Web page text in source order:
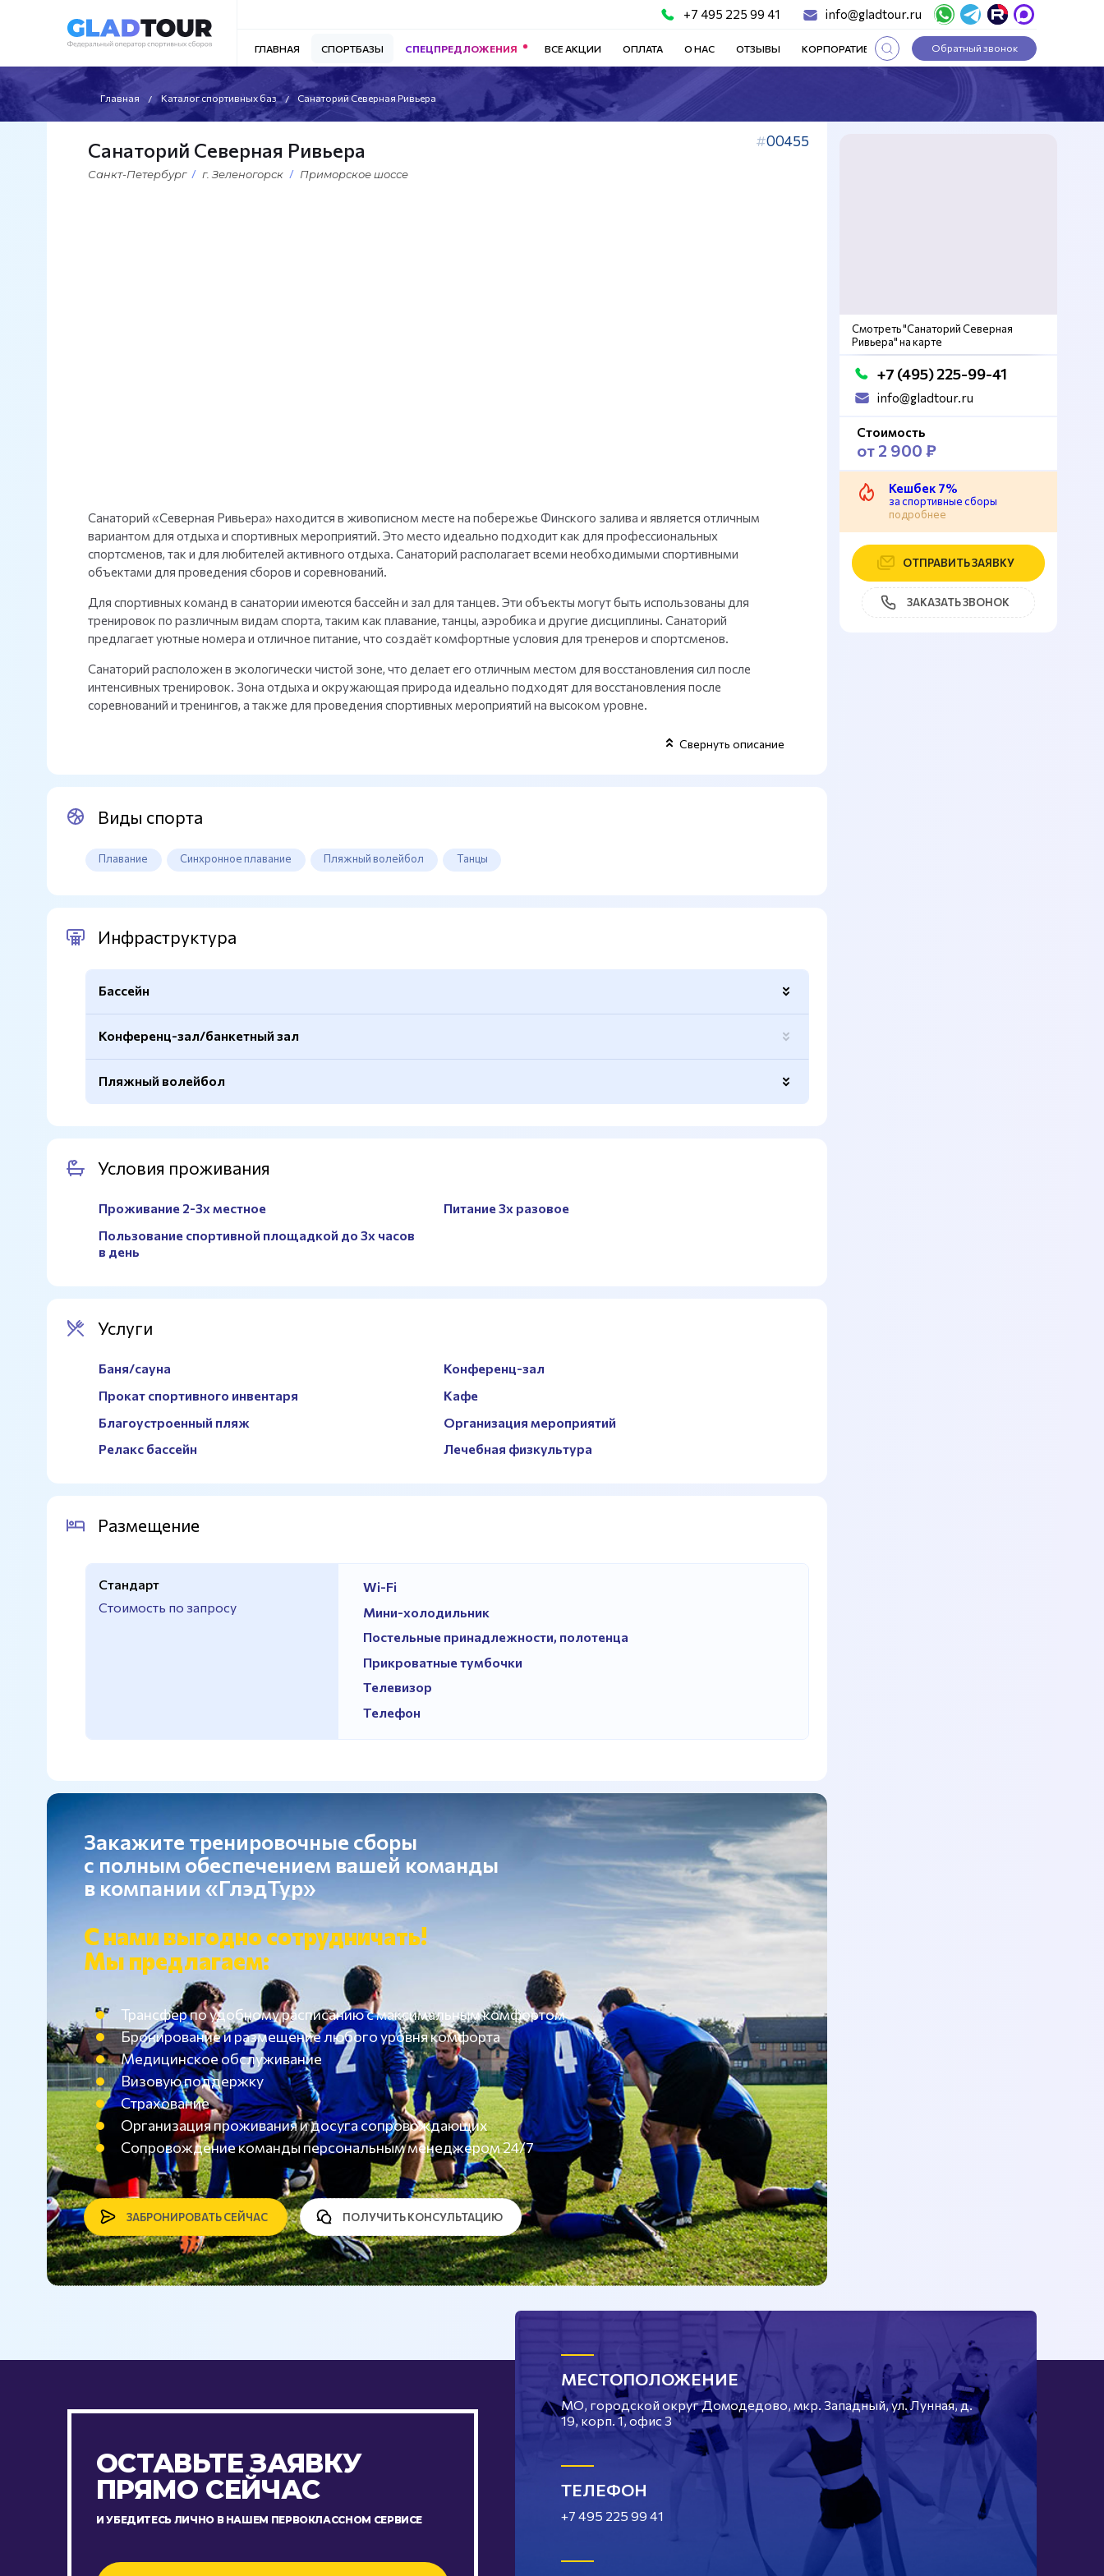
+7 495 225 99 41 info@gladtour.ru
ГЛАВНАЯ СПОРТБАЗЫ СПЕЦПРЕДЛОЖЕНИЯ ВСЕ АКЦИИ ОПЛАТА О НАС ОТЗЫВЫ КОРПОРАТИВНЫЕ ТУРЫ СТАТЬИ
Обратный звонок
Главная Каталог спортивных баз Санаторий Северная Ривьера
00455
Санаторий Северная Ривьера
Санкт-Петербург г. Зеленогорск Приморское шоссе
Санаторий «Северная Ривьера» находится в живописном месте на побережье Финского залива и является отличным
вариантом для отдыха и спортивных мероприятий. Это место идеально подходит как для профессиональных
спортсменов, так и для любителей активного отдыха. Санаторий располагает всеми необходимыми спортивными
объектами для проведения сборов и соревнований.
Для спортивных команд в санатории имеются бассейн и зал для танцев. Эти объекты могут быть использованы для
тренировок по различным видам спорта, таким как плавание, танцы, аэробика и другие дисциплины. Санаторий
предлагает уютные номера и отличное питание, что создаёт комфортные условия для тренеров и спортсменов.
Санаторий расположен в экологически чистой зоне, что делает его отличным местом для восстановления сил после
интенсивных тренировок. Зона отдыха и окружающая природа идеально подходят для восстановления после
соревнований и тренингов, а также для проведения спортивных мероприятий на высоком уровне.
Свернуть описание
Виды спорта
Плавание Синхронное плавание Пляжный волейбол Танцы
Инфраструктура
Бассейн
Спортивный
Да
Конференц-зал/банкетный зал
Пляжный волейбол
Площадь
Условия проживания
Проживание 2-3х местное
Питание 3х разовое
Пользование спортивной площадкой до 3х часов
в день
Услуги
Баня/сауна
Конференц-зал
Прокат спортивного инвентаря
Кафе
Благоустроенный пляж
Организация мероприятий
Релакс бассейн
Лечебная физкультура
Размещение
Стандарт
Стоимость по запросу
Wi-Fi
Мини-холодильник
Постельные принадлежности, полотенца
Прикроватные тумбочки
Телевизор
Телефон
Закажите тренировочные сборы
с полным обеспечением вашей команды
в компании «ГлэдТур»
С нами выгодно сотрудничать!
Мы предлагаем:
Трансфер по удобному расписанию с максимальным комфортом
Бронирование и размещение любого уровня комфорта
Медицинское обслуживание
Визовую поддержку
Страхование
Организация проживания и досуга сопровождающих
Сопровождение команды персональным менеджером 24/7
ЗАБРОНИРОВАТЬ СЕЙЧАС ПОЛУЧИТЬ КОНСУЛЬТАЦИЮ
Смотреть "Санаторий Северная
Ривьера" на карте
+7 (495) 225-99-41
info@gladtour.ru
Стоимость
от 2 900 ₽
Кешбек 7%
за спортивные сборы
подробнее
ОТПРАВИТЬ ЗАЯВКУ
ЗАКАЗАТЬ ЗВОНОК
ОСТАВЬТЕ ЗАЯВКУ
ПРЯМО СЕЙЧАС
И УБЕДИТЕСЬ ЛИЧНО В НАШЕМ ПЕРВОКЛАССНОМ СЕРВИСЕ
МЕСТОПОЛОЖЕНИЕ
МО, городской округ Домодедово, мкр. Западный, ул. Лунная, д.
19, корп. 1, офис 3
ТЕЛЕФОН
+7 495 225 99 41